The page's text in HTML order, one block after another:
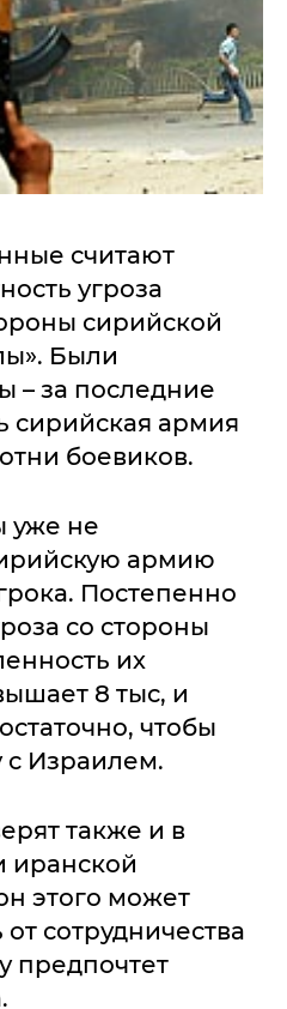
считают
угроза
сирийской
Были
– за последние
сирийская армия
боевиков.
уже не
армию
Постепенно
со стороны
их
8 тыс, и
чтобы
с Израилем.
также и в
иранской
этого может
сотрудничества
предпочтет